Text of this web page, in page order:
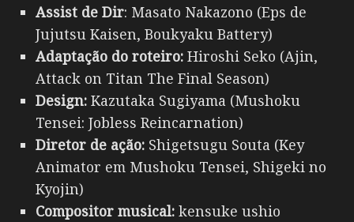
Assist de Dir: Masato Nakazono (Eps de
Jujutsu Kaisen, Boukyaku Battery)
Adaptação do roteiro: Hiroshi Seko (Ajin,
Attack on Titan The Final Season)
Design: Kazutaka Sugiyama (Mushoku
Tensei: Jobless Reincarnation)
Diretor de ação: Shigetsugu Souta (Key
Animator em Mushoku Tensei, Shigeki no
Kyojin)
Compositor musical: kensuke ushio